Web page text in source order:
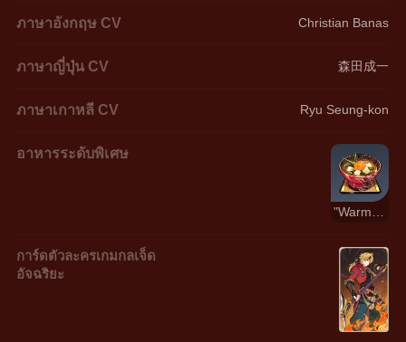
ภาษาอังกฤษ CV Christian Banas
ภาษาญี่ปุ่น CV 森田成一
ภาษาเกาหลี CV Ryu Seung-kon
อาหารระดับพิเศษ
"Warmth"
การ์ดตัวละครเกมกลเจ็ด
อัจฉริยะ